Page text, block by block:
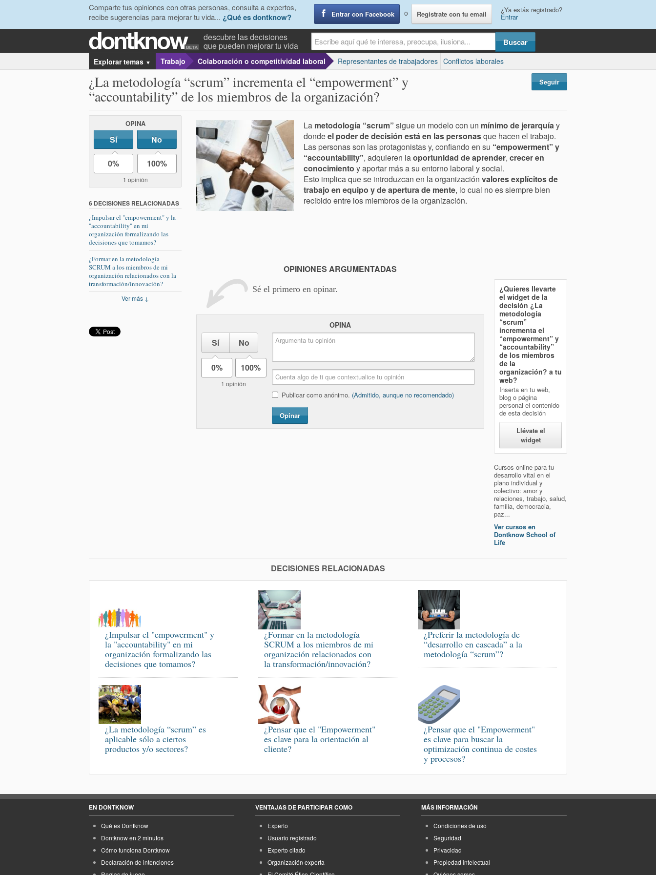
Comparte tus opiniones con otras personas, consulta a expertos,
recibe sugerencias para mejorar tu vida... ¿Qué es dontknow? Entrar con Facebook o Regístrate con tu email ¿Ya estás registrado?
Entrar
descubre las decisiones
que pueden mejorar tu vida
Explorar temas ▼ Trabajo Colaboración o competitividad laboral Representantes de trabajadores Conflictos laborales
¿La metodología “scrum” incrementa el “empowerment” y
“accountability” de los miembros de la organización?
Seguir
OPINA
Sí No
0% 100%
1 opinión
6 DECISIONES RELACIONADAS
¿Impulsar el "empowerment" y la
"accountability" en mi
organización formalizando las
decisiones que tomamos?
¿Formar en la metodología
SCRUM a los miembros de mi
organización relacionados con la
transformación/innovación?
Ver más ↓
La metodología “scrum” sigue un modelo con un mínimo de jerarquíay
dondeel poder de decisión está en las personasque hacen el trabajo.
Las personas son las protagonistas y, confiando en su “empowerment” y
“accountability”, adquieren laoportunidad de aprender, crecer en
conocimiento y aportar más a su entorno laboral y social.
Esto implica que se introduzcan en la organización valores explícitos de
trabajo en equipo y de apertura de mente, lo cual no es siempre bien
recibido entre los miembros de la organización.
OPINIONES ARGUMENTADAS
Sé el primero en opinar.
OPINA
Sí No
0% 100%
1 opinión
Publicar como anónimo. (Admitido, aunque no recomendado)
Opinar
¿Quieres llevarte
el widget de la
decisión ¿La
metodología
“scrum”
incrementa el
“empowerment” y
“accountability”
de los miembros
de la
organización? a tu
web?
Inserta en tu web,
blog o página
personal el contenido
de esta decisión
Llévate el
widget
Cursos online para tu
desarrollo vital en el
plano individual y
colectivo: amor y
relaciones, trabajo, salud,
familia, democracia,
paz...
Ver cursos en
Dontknow School of
Life
DECISIONES RELACIONADAS
¿Impulsar el "empowerment" y
la "accountability" en mi
organización formalizando las
decisiones que tomamos?
¿Formar en la metodología
SCRUM a los miembros de mi
organización relacionados con
la transformación/innovación?
¿Preferir la metodología de
“desarrollo en cascada” a la
metodología “scrum”?
¿La metodología “scrum” es
aplicable sólo a ciertos
productos y/o sectores?
¿Pensar que el "Empowerment"
es clave para la orientación al
cliente?
¿Pensar que el "Empowerment"
es clave para buscar la
optimización continua de costes
y procesos?
EN DONTKNOW
Qué es Dontknow
Dontknow en 2 minutos
Cómo funciona Dontknow
Declaración de intenciones
VENTAJAS DE PARTICIPAR COMO
Experto
Usuario registrado
Experto citado
Organización experta
MÁS INFORMACIÓN
Condiciones de uso
Seguridad
Privacidad
Propiedad intelectual